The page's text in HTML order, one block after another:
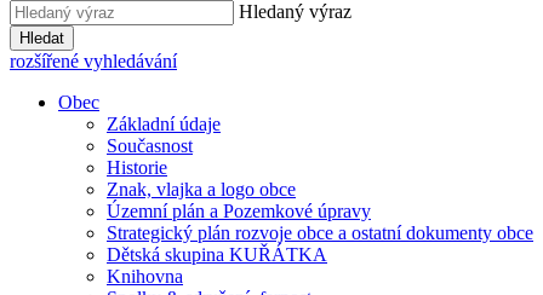
Hledaný výraz
Hledat
rozšířené vyhledávání
Obec
Základní údaje
Současnost
Historie
Znak, vlajka a logo obce
Územní plán a Pozemkové úpravy
Strategický plán rozvoje obce a ostatní dokumenty obce
Dětská skupina KUŘÁTKA
Knihovna